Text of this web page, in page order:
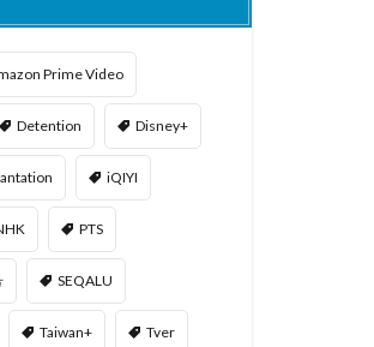
Prime Video
Detention Disney+
iQIYI
PTS
SEQALU
Taiwan+ Tver